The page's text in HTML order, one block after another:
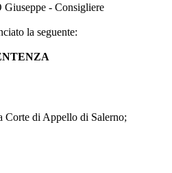
- Consigliere
la seguente:
Corte di Appello di Salerno;